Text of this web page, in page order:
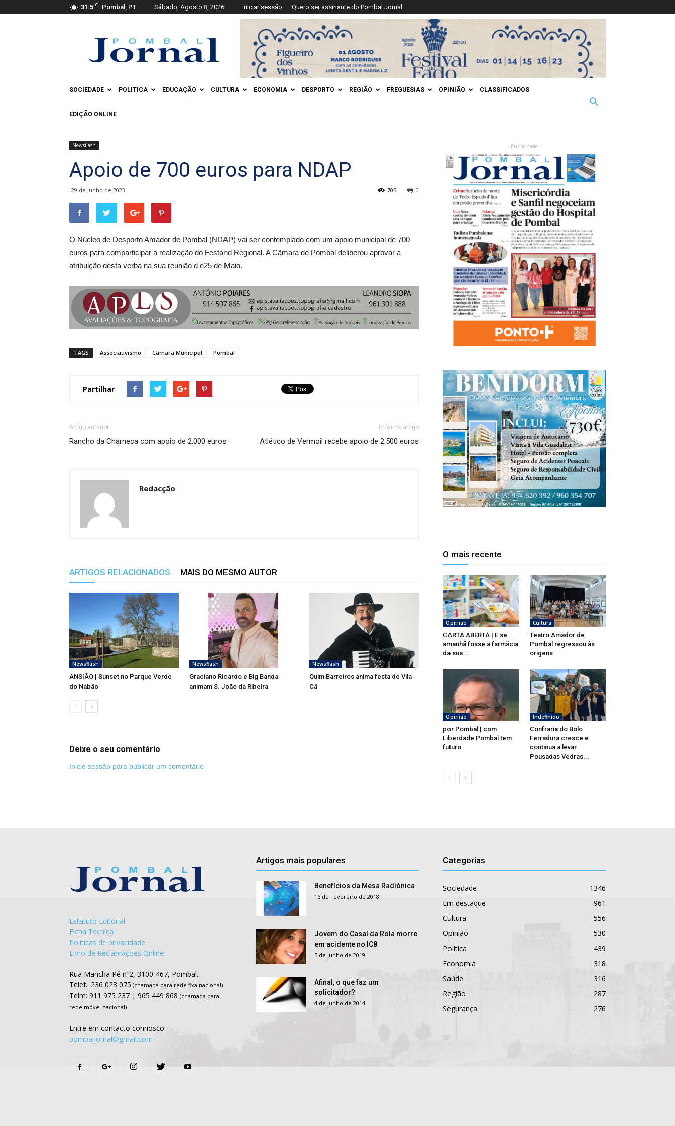
31.5 C Pombal, PT Sábado, Agosto 8, 2026 Iniciar sessão Quero ser assinante do Pombal Jornal
Jornal
SOCIEDADE POLITICA EDUCAÇÃO CULTURA ECONOMIA DESPORTO REGIÃO FREGUESIAS OPINIÃO CLASSIFICADOS
EDIÇÃO ONLINE
Newsflash
Apoio de 700 euros para NDAP
29 de Junho de 2023 0
705
O Núcleo de Desporto Amador de Pombal (NDAP) vai ser contemplado com um apoio municipal de 700
euros para comparticipar a realização do Festand Regional. A Câmara de Pombal deliberou aprovar a
atribuição desta verba na sua reunião d e25 de Maio.
TAGS Associativismo Câmara Municipal Pombal
Partilhar
Artigo anterior
Rancho da Charneca com apoio de 2.000 euros
Próximo artigo
Atlético de Vermoil recebe apoio de 2.500 euros
Redacção
ARTIGOS RELACIONADOS MAIS DO MESMO AUTOR
Newsflash
ANSIÃO | Sunset no Parque Verde
do Nabão
Newsflash
Graciano Ricardo e Big Banda
animam S. João da Ribeira
Newsflash
Quim Barreiros anima festa de Vila
Cã
Deixe o seu comentário
Inicie sessão para publicar um comentário
- Publicidade -
O mais recente
Opinião
CARTA ABERTA | E se
amanhã fosse a farmácia
da sua...
Cultura
Teatro Amador de
Pombal regressou às
origens
Opinião
por Pombal | com
Liberdade Pombal tem
futuro
Indefinido
Confraria do Bolo
Ferradura cresce e
continua a levar
Pousadas Vedras...
Estatuto Editorial
Ficha Técnica
Políticas de privacidade
Livro de Reclamações Online
Rua Mancha Pé nº2, 3100-467, Pombal.
Telef.: 236 023 075 (chamada para rede fixa nacional)
Telm: 911 975 237 | 965 449 868 (chamada para
rede móvel nacional)
Entre em contacto connosco:
pombaljornal@gmail.com
Artigos mais populares
Benefícios da Mesa Radiónica
16 de Fevereiro de 2018
Jovem do Casal da Rola morre
em acidente no IC8
5 de Junho de 2019
Afinal, o que faz um
solicitador?
4 de Junho de 2014
Categorias
Sociedade
1346
Em destaque
961
Cultura
556
Opinião
530
Politica
439
Economia
318
Saúde
316
Região
287
Segurança
276